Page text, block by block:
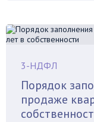
3-НДФЛ
Порядок
продаже